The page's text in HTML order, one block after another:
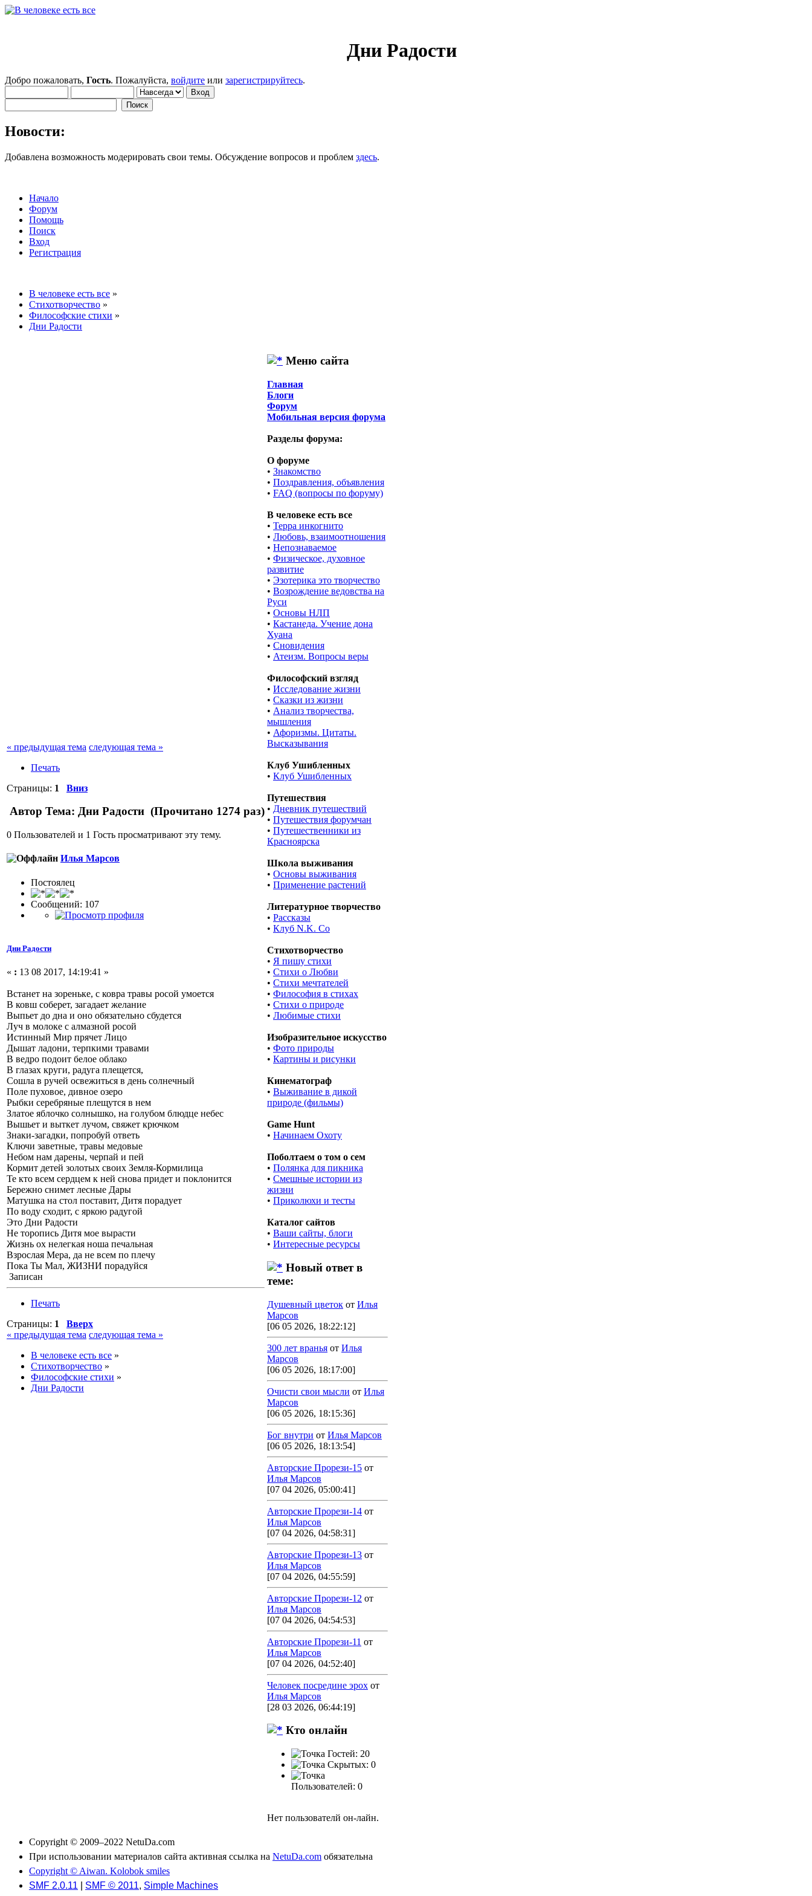
Дни Радости
Добро пожаловать, Гость. Пожалуйста, войдите или зарегистрируйтесь.
Новости:
Добавлена возможность модерировать свои темы. Обсуждение вопросов и проблем здесь.
Начало
Форум
Помощь
Поиск
Вход
Регистрация
В человеке есть все »
Стихотворчество »
Философские стихи »
Дни Радости
« предыдущая тема следующая тема »
Печать
Страницы: 1 Вниз
Автор Тема: Дни Радости (Прочитано 1274 раз)
0 Пользователей и 1 Гость просматривают эту тему.
Илья Марсов
Постоялец
Сообщений: 107
Дни Радости
« : 13 08 2017, 14:19:41 »
Встанет на зореньке, с ковра травы росой умоется
В ковш соберет, загадает желание
Выпьет до дна и оно обязательно сбудется
Луч в молоке с алмазной росой
Истинный Мир прячет Лицо
Дышат ладони, терпкими травами
В ведро подоит белое облако
В глазах круги, радуга плещется,
Сошла в ручей освежиться в день солнечный
Поле пуховое, дивное озеро
Рыбки серебряные плещутся в нем
Златое яблочко солнышко, на голубом блюдце небес
Вышьет и выткет лучом, свяжет крючком
Знаки-загадки, попробуй ответь
Ключи заветные, травы медовые
Небом нам дарены, черпай и пей
Кормит детей золотых своих Земля-Кормилица
Те кто всем сердцем к ней снова придет и поклонится
Бережно снимет лесные Дары
Матушка на стол поставит, Дитя порадует
По воду сходит, с яркою радугой
Это Дни Радости
Не торопись Дитя мое вырасти
Жизнь ох нелегкая ноша печальная
Взрослая Мера, да не всем по плечу
Пока Ты Мал, ЖИЗНИ порадуйся
Записан
Печать
Страницы: 1
Вверх
« предыдущая тема следующая тема »
В человеке есть все »
Стихотворчество »
Философские стихи »
Дни Радости
Меню сайта
Главная
Блоги
Форум
Мобильная версия форума
Разделы форума:
О форуме
• Знакомство
• Поздравления, объявления
• FAQ (вопросы по форуму)
В человеке есть все
• Терра инкогнито
• Любовь, взаимоотношения
• Непознаваемое
• Физическое, духовное
развитие
• Эзотерика это творчество
• Возрождение ведовства на
Руси
• Основы НЛП
• Кастанеда. Учение дона
Хуана
• Сновидения
• Атеизм. Вопросы веры
Философский взгляд
• Исследование жизни
• Сказки из жизни
• Анализ творчества,
мышления
• Афоризмы. Цитаты.
Высказывания
Клуб Ушибленных
• Клуб Ушибленных
Путешествия
• Дневник путешествий
• Путешествия форумчан
• Путешественники из
Красноярска
Школа выживания
• Основы выживания
• Применение растений
Литературное творчество
• Рассказы
• Клуб N.K. Co
Стихотворчество
• Я пишу стихи
• Стихи о Любви
• Стихи мечтателей
• Философия в стихах
• Стихи о природе
• Любимые стихи
Изобразительное искусство
• Фото природы
• Картины и рисунки
Кинематограф
• Выживание в дикой
природе (фильмы)
Game Hunt
• Начинаем Охоту
Поболтаем о том о сем
• Полянка для пикника
• Смешные истории из
жизни
• Приколюхи и тесты
Каталог сайтов
• Ваши сайты, блоги
• Интересные ресурсы
Новый ответ в
теме:
Душевный цветок от Илья
Марсов
[06 05 2026, 18:22:12]
300 лет вранья от Илья
Марсов
[06 05 2026, 18:17:00]
Очисти свои мысли от Илья
Марсов
[06 05 2026, 18:15:36]
Бог внутри от Илья Марсов
[06 05 2026, 18:13:54]
Авторские Прорези-15 от
Илья Марсов
[07 04 2026, 05:00:41]
Авторские Прорези-14 от
Илья Марсов
[07 04 2026, 04:58:31]
Авторские Прорези-13 от
Илья Марсов
[07 04 2026, 04:55:59]
Авторские Прорези-12 от
Илья Марсов
[07 04 2026, 04:54:53]
Авторские Прорези-11 от
Илья Марсов
[07 04 2026, 04:52:40]
Человек посредине эрох от
Илья Марсов
[28 03 2026, 06:44:19]
Кто онлайн
Гостей: 20
Скрытых: 0
Пользователей: 0
Нет пользователй он-лайн.
Copyright © 2009–2022 NetuDa.com
При использовании материалов сайта активная ссылка на NetuDa.com обязательна
Copyright © Aiwan. Kolobok smiles
SMF 2.0.11
SMF © 2011, Simple Machines